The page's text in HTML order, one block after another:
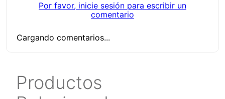
Por favor, inicie sesión para escribir un
comentario
Cargando comentarios...
Productos